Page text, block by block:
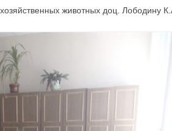
животных доц. Лободину